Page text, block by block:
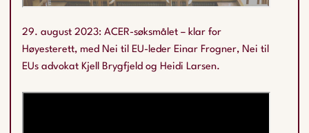
29. august 2023: ACER-søksmålet – klar for
Høyesterett, med Nei til EU-leder Einar Frogner, Nei til
EUs advokat Kjell Brygfjeld og Heidi Larsen.